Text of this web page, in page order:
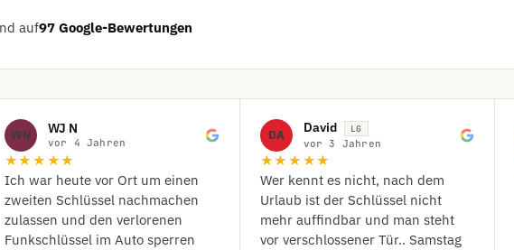
auf97 Google-Bewertungen
WN WJ N
vor 4 Jahren
★★★★★
Ich war heute vor Ort um einen
zweiten Schlüssel nachmachen
zulassen und den verlorenen
Funkschlüssel im Auto sperren
DA David LG
vor 3 Jahren
★★★★★
Wer kennt es nicht, nach dem
Urlaub ist der Schlüssel nicht
mehr auffindbar und man steht
vor verschlossener Tür.. Samstag